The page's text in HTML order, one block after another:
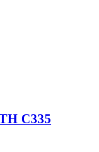
C335